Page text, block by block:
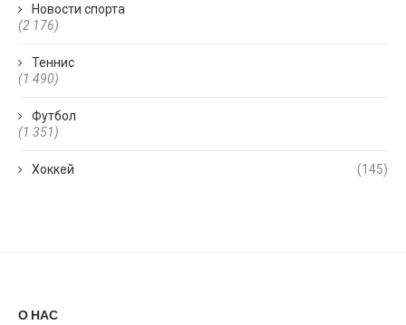
Новости спорта
(2 176)
Теннис
(1 490)
Футбол
(1 351)
Хоккей (145)
О НАС